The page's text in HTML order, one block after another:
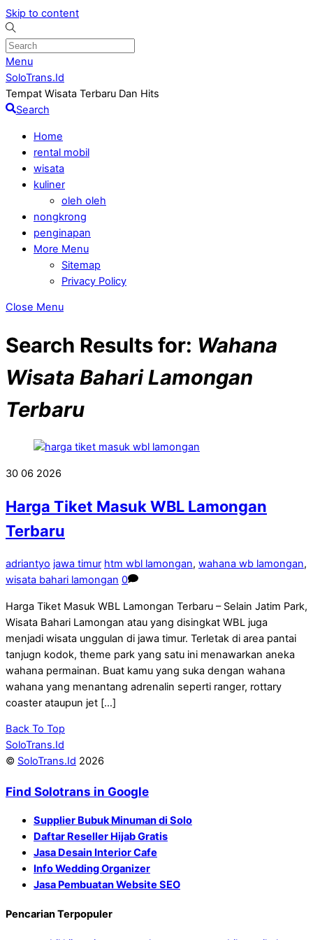
Skip to content
Menu
SoloTrans.Id
Tempat Wisata Terbaru Dan Hits
Search
Home
rental mobil
wisata
kuliner
oleh oleh
nongkrong
penginapan
More Menu
Sitemap
Privacy Policy
Close Menu
Search Results for: Wahana
Wisata Bahari Lamongan
Terbaru
30 06 2026
Harga Tiket Masuk WBL Lamongan
Terbaru
adriantyo jawa timur htm wbl lamongan, wahana wb lamongan,
wisata bahari lamongan 0
Harga Tiket Masuk WBL Lamongan Terbaru – Selain Jatim Park,
Wisata Bahari Lamongan atau yang disingkat WBL juga
menjadi wisata unggulan di jawa timur. Terletak di area pantai
tanjugn kodok, theme park yang satu ini menawarkan aneka
wahana permainan. Buat kamu yang suka dengan wahana
wahana yang menantang adrenalin seperti ranger, rottary
coaster ataupun jet […]
Back To Top
SoloTrans.Id
© SoloTrans.Id 2026
Find Solotrans in Google
Supplier Bubuk Minuman di Solo
Daftar Reseller Hijab Gratis
Jasa Desain Interior Cafe
Info Wedding Organizer
Jasa Pembuatan Website SEO
Pencarian Terpopuler